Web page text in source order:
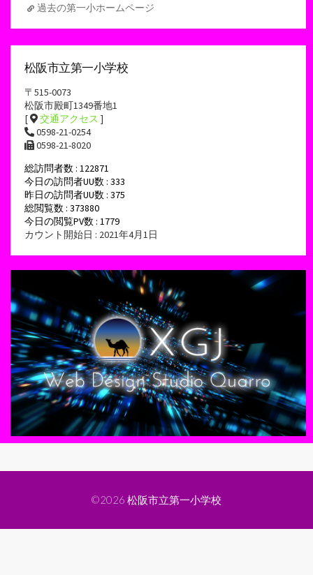
過去の第一小ホームページ
松阪市立第一小学校
〒515-0073
松阪市殿町1349番地1
[
交通アクセス ]
0598-21-0254
0598-21-8020
総訪問者数 : 122871
今日の訪問者UU数 : 333
昨日の訪問者UU数 : 375
総閲覧数 : 373880
今日の閲覧PV数 : 1779
カウント開始日 : 2021年4月1日
©2026 松阪市立第一小学校